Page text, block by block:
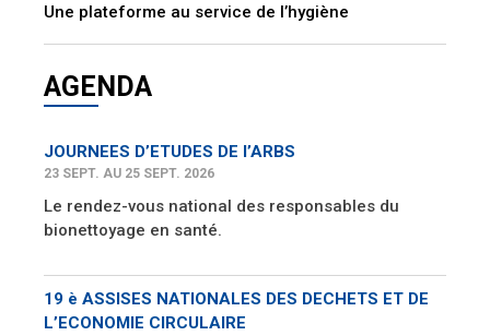
Une plateforme au service de l’hygiène
AGENDA
JOURNEES D’ETUDES DE l’ARBS
23 SEPT. AU 25 SEPT. 2026
Le rendez-vous national des responsables du
bionettoyage en santé.
19 è ASSISES NATIONALES DES DECHETS ET DE
L’ECONOMIE CIRCULAIRE